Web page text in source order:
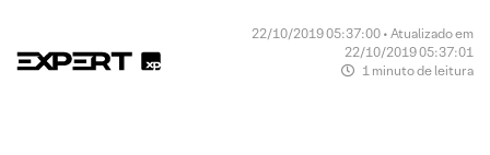
22/10/2019 05:37:00 • Atualizado em
22/10/2019 05:37:01
1 minuto de leitura